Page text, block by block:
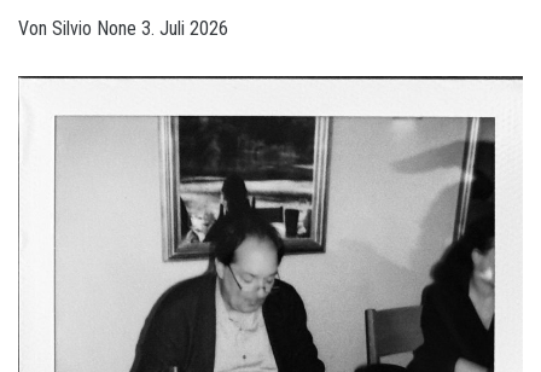
Von Silvio None 3. Juli 2026